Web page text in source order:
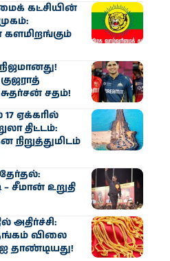
கட்சியின்
களமிறங்கும்
சதம்!
ஏக்கரில்
திட்டம்:
சீமான் உறுதி
அதிர்ச்சி:
விலை
தாண்டியது!